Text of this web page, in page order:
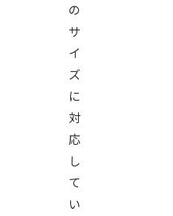
の
サ
イ
ズ
に
対
応
し
て
い